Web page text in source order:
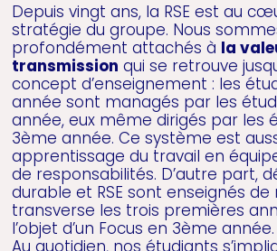
Depuis vingt ans, la RSE est au
stratégie du groupe. Nous
profondément attachés à la
transmission qui se retrouve
concept d’enseignement : les
année sont managés par les
année, eux même dirigés par les
3ème année. Ce système est
apprentissage du travail en
de responsabilités. D’autre part,
durable et RSE sont enseignés de
transverse les trois premières
l’objet d’un Focus en 3ème année.